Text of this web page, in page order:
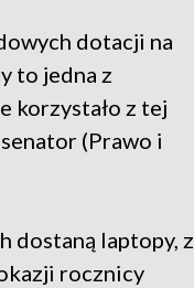
dotacji na
to jedna z
korzystało z tej
(Prawo i
dostaną laptopy, z
rocznicy